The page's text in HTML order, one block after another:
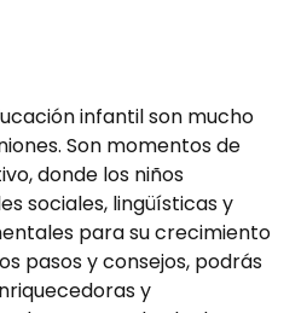
infantil son mucho
Son momentos de
donde los niños
sociales, lingüísticas y
para su crecimiento
pasos y consejos, podrás
y